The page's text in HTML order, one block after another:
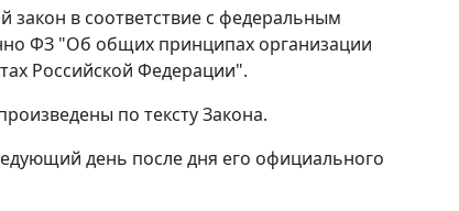
закон в соответствие с федеральным
ФЗ "Об общих принципах организации
Российской Федерации".
по тексту Закона.
день после дня его официального